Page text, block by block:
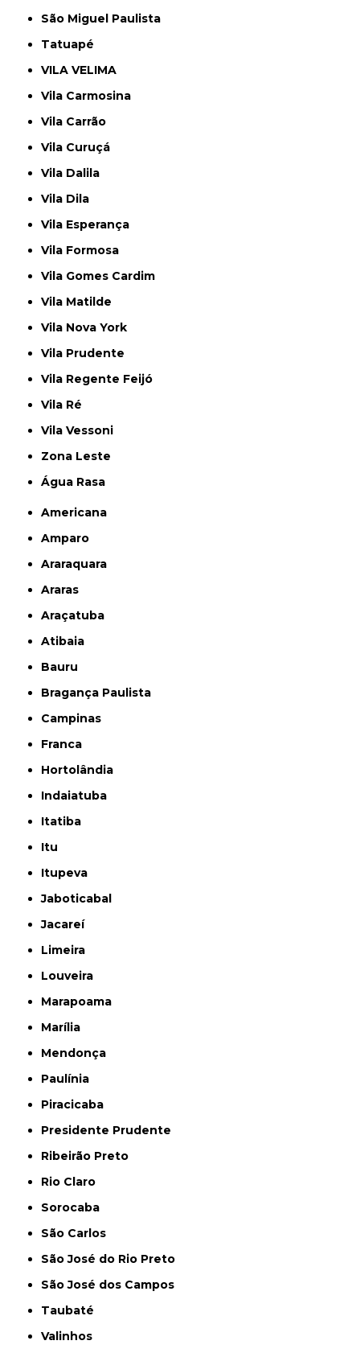
São Miguel Paulista
Tatuapé
VILA VELIMA
Vila Carmosina
Vila Carrão
Vila Curuçá
Vila Dalila
Vila Dila
Vila Esperança
Vila Formosa
Vila Gomes Cardim
Vila Matilde
Vila Nova York
Vila Prudente
Vila Regente Feijó
Vila Ré
Vila Vessoni
Zona Leste
Água Rasa
Americana
Amparo
Araraquara
Araras
Araçatuba
Atibaia
Bauru
Bragança Paulista
Campinas
Franca
Hortolândia
Indaiatuba
Itatiba
Itu
Itupeva
Jaboticabal
Jacareí
Limeira
Louveira
Marapoama
Marília
Mendonça
Paulínia
Piracicaba
Presidente Prudente
Ribeirão Preto
Rio Claro
Sorocaba
São Carlos
São José do Rio Preto
São José dos Campos
Taubaté
Valinhos